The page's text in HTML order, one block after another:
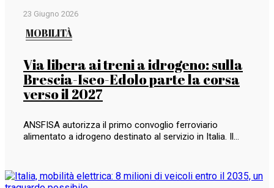
23 Giugno 2026
MOBILITÀ
Via libera ai treni a idrogeno: sulla
Brescia-Iseo-Edolo parte la corsa
verso il 2027
ANSFISA autorizza il primo convoglio ferroviario
alimentato a idrogeno destinato al servizio in Italia. Il…